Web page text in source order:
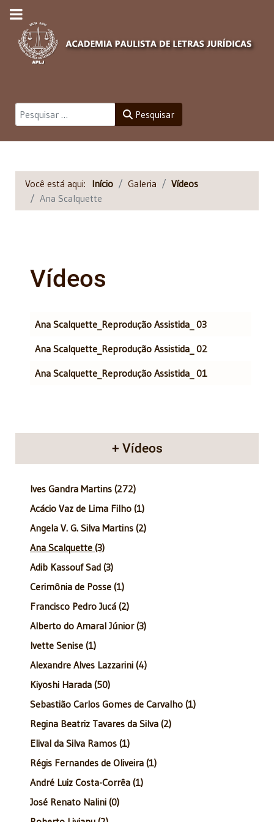
Pesquisar Pesquisar
Você está aqui: Início Galeria
Vídeos
Ana Scalquette
Vídeos
Artigos
Título
Ana Scalquette_Reprodução Assistida_ 03
Ana Scalquette_Reprodução Assistida_ 02
Ana Scalquette_Reprodução Assistida_ 01
+ Vídeos
Ives Gandra Martins (272)
Acácio Vaz de Lima Filho (1)
Angela V. G. Silva Martins (2)
Ana Scalquette (3)
Adib Kassouf Sad (3)
Cerimônia de Posse (1)
Francisco Pedro Jucá (2)
Alberto do Amaral Júnior (3)
Ivette Senise (1)
Alexandre Alves Lazzarini (4)
Kiyoshi Harada (50)
Sebastião Carlos Gomes de Carvalho (1)
Regina Beatriz Tavares da Silva (2)
Elival da Silva Ramos (1)
Régis Fernandes de Oliveira (1)
André Luiz Costa-Corrêa (1)
José Renato Nalini (0)